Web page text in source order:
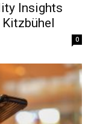
Insights
0